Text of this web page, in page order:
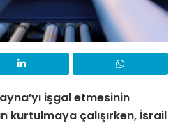
işgal etmesinin
kurtulmaya çalışırken, İsrail